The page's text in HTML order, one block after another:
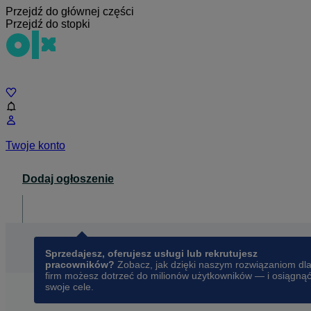
Przejdź do głównej części
Przejdź do stopki
Twoje konto
Dodaj ogłoszenie
Sprzedajesz, oferujesz usługi lub rekrutujesz
pracowników? Zobacz, jak dzięki naszym rozwiązaniom dla
firm możesz dotrzeć do milionów użytkowników — i osiągnąć
swoje cele.